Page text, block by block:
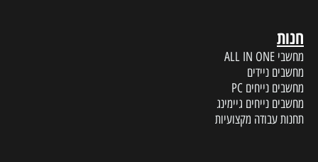
חנות
מחשבי ALL IN ONE
מחשבים ניידים
מחשבים נייחים PC
מחשבים נייחים גיימינג
תחנות עבודה מקצועיות